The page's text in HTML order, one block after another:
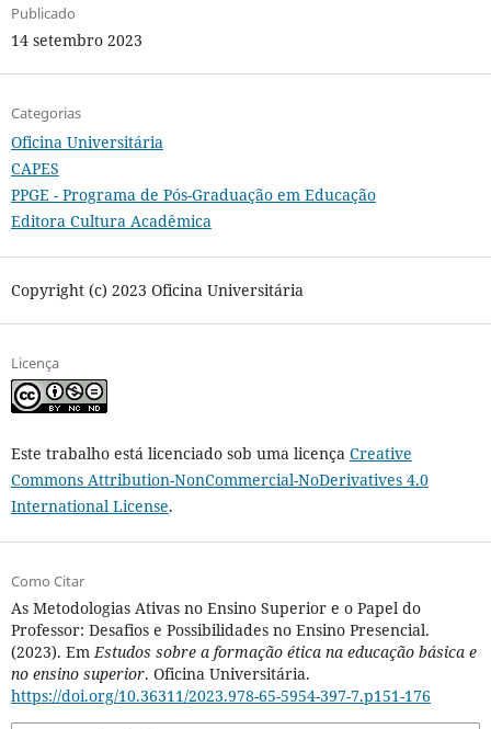
Publicado
14 setembro 2023
Categorias
Oficina Universitária
CAPES
PPGE - Programa de Pós-Graduação em Educação
Editora Cultura Acadêmica
Copyright (c) 2023 Oficina Universitária
Licença
Este trabalho está licenciado sob uma licença Creative
Commons Attribution-NonCommercial-NoDerivatives 4.0
International License.
Como Citar
As Metodologias Ativas no Ensino Superior e o Papel do
Professor: Desafios e Possibilidades no Ensino Presencial.
(2023). EmEstudos sobre a formação ética na educação básica e
no ensino superior. Oficina Universitária.
https://doi.org/10.36311/2023.978-65-5954-397-7.p151-176